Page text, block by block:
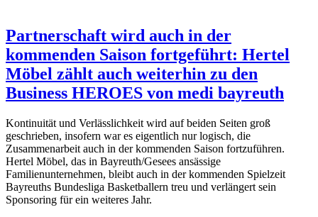
Partnerschaft wird auch in der
kommenden Saison fortgeführt: Hertel
Möbel zählt auch weiterhin zu den
Business HEROES von medi bayreuth
Kontinuität und Verlässlichkeit wird auf beiden Seiten groß
geschrieben, insofern war es eigentlich nur logisch, die
Zusammenarbeit auch in der kommenden Saison fortzuführen.
Hertel Möbel, das in Bayreuth/Gesees ansässige
Familienunternehmen, bleibt auch in der kommenden Spielzeit
Bayreuths Bundesliga Basketballern treu und verlängert sein
Sponsoring für ein weiteres Jahr.